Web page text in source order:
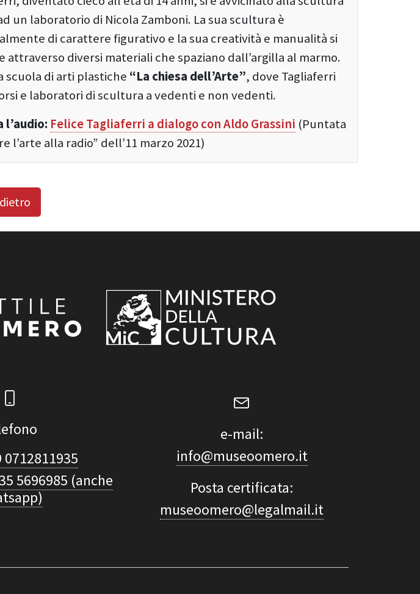
un laboratorio di Nicola Zamboni. La sua scultura è
di carattere figurativo e la sua creatività e manualità si
attraverso diversi materiali che spaziano dall’argilla al marmo.
scuola di arti plastiche “La chiesa dell’Arte”, dove Tagliaferri
e laboratori di scultura a vedenti e non vedenti.
l’audio: Felice Tagliaferri a dialogo con Aldo Grassini (Puntata
l’arte alla radio” dell’11 marzo 2021)
0712811935
5696985 (anche
e-mail:
info@museoomero.it
Posta certificata:
museoomero@legalmail.it